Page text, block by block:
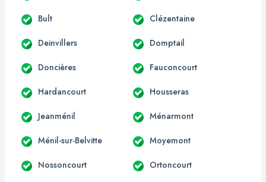
Bult Clézentaine
Deinvillers Domptail
Doncières Fauconcourt
Hardancourt Housseras
Jeanménil Ménarmont
Ménil-sur-Belvitte Moyemont
Nossoncourt Ortoncourt